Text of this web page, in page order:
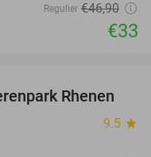
Regulier €46,90
€33
19%
Rhenen
9.5 star